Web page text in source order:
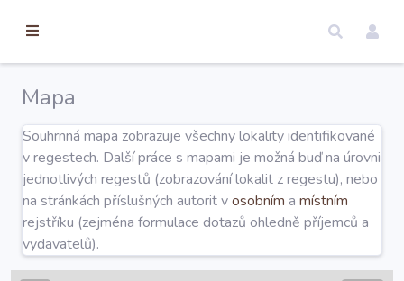
Úvod
Edice
Regesty
Mapa
Souhrnná mapa zobrazuje všechny lokality identifikované
v regestech. Další práce s mapami je možná buď na úrovni
jednotlivých regestů (zobrazování lokalit z regestu), nebo
na stránkách příslušných autorit vosobním a místním
rejstříku (zejména formulace dotazů ohledně příjemců a
vydavatelů).